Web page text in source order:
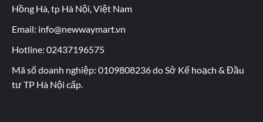
Hồng Hà, tp Hà Nội, Việt Nam
Email: info@newwaymart.vn
Hotline: 02437196575
Mã số doanh nghiệp: 0109808236 do Sở Kế hoạch & Đầu
tư TP Hà Nội cấp.